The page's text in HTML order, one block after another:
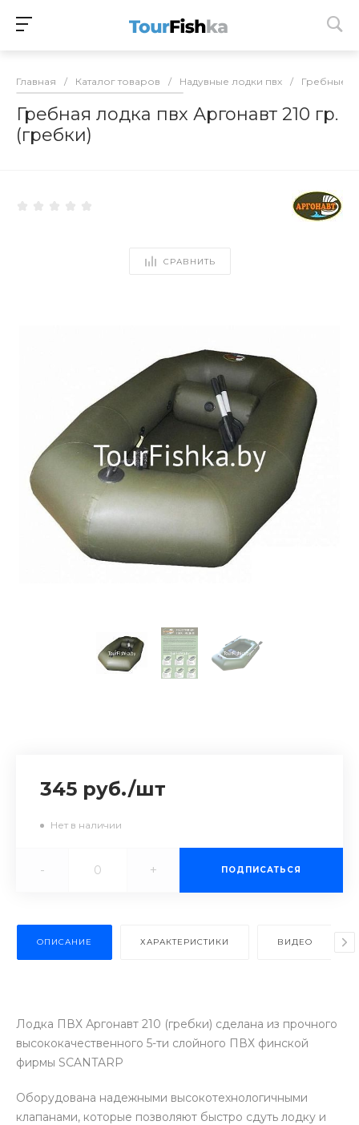
Главная / Каталог товаров / Надувные лодки пвх / Гребные
Гребная лодка пвх Аргонавт 210 гр.
(гребки)
СРАВНИТЬ
345 руб./шт
Нет в наличии
- + ПОДПИСАТЬСЯ
ОПИСАНИЕ ХАРАКТЕРИСТИКИ ВИДЕО
Лодка ПВХ Аргонавт 210 (гребки) сделана из прочного
высококачественного 5-ти слойного ПВХ финской
фирмы SCANTARP
Оборудована надежными высокотехнологичными
клапанами, которые позволяют быстро сдуть лодку и